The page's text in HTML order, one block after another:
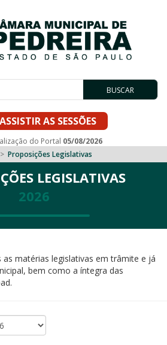
BUSCAR
ASSISTIR AS SESSÕES
do Portal 05/08/2026
Proposições Legislativas
LEGISLATIVAS
2026
matérias legislativas em trâmite e já
bem como a íntegra das